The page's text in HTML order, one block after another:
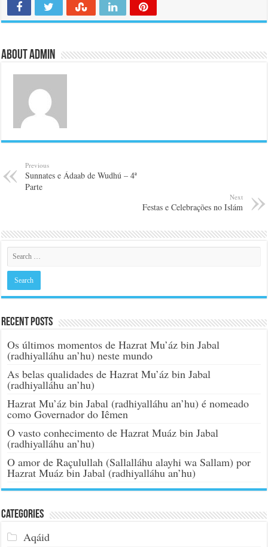
About admin
Previous
Sunnates e Ádaab de Wudhú – 4ª
Parte
Next
Festas e Celebrações no Islám
Recent Posts
Os últimos momentos de Hazrat Mu’áz bin Jabal
(radhiyalláhu an’hu) neste mundo
As belas qualidades de Hazrat Mu’áz bin Jabal
(radhiyalláhu an’hu)
Hazrat Mu’áz bin Jabal (radhiyalláhu an’hu) é nomeado
como Governador do Iêmen
O vasto conhecimento de Hazrat Muáz bin Jabal
(radhiyalláhu an’hu)
O amor de Raçulullah (Sallalláhu alayhi wa Sallam) por
Hazrat Muáz bin Jabal (radhiyalláhu an’hu)
Categories
Aqáid